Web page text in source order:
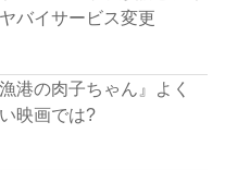
バイサービス変更
港の肉子ちゃん』よく
映画では?